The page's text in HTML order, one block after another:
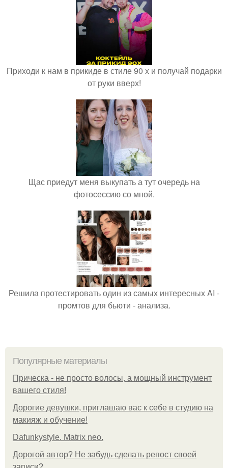
Приходи к нам в прикиде в стиле 90 х и получай подарки
от руки вверх!
Щас приедут меня выкупать а тут очередь на
фотосессию со мной.
Решила протестировать один из самых интересных AI -
промтов для бьюти - анализа.
Популярные материалы
Прическа - не просто волосы, а мощный инструмент
вашего стиля!
Дорогие девушки, приглашаю вас к себе в студию на
макияж и обучение!
Dafunkystyle. Matrix neo.
Дорогой автор? Не забудь сделать репост своей